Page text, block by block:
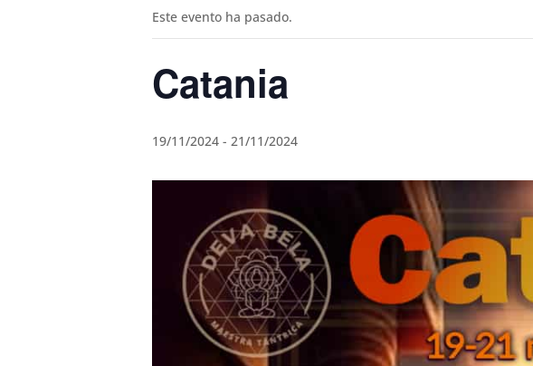
Este evento ha pasado.
Catania
19/11/2024 - 21/11/2024